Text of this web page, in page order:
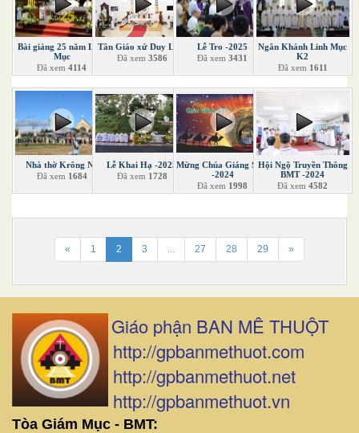
Bài giảng 25 năm Linh
Mục
Đã xem 4114
Tân Giáo xứ Duy Linh
Đã xem 3586
Lễ Tro -2025
Đã xem3431
Ngân Khánh Linh Mục
K2
Đã xem 1611
Nhà thờ Krông Nô
Đã xem 1684
Lễ Khai Hạ -2025
Đã xem 1728
Mừng Chúa Giáng Sinh
-2024
Đã xem 1998
Hội Ngộ Truyền Thông
BMT -2024
Đã xem4582
« 1 2 3 27 28 29 »
Giáo phận BAN MÊ THUỘT
http://gpbanmethuot.com
http://gpbanmethuot.net
http://gpbanmethuot.vn
Tòa Giám Mục - BMT: